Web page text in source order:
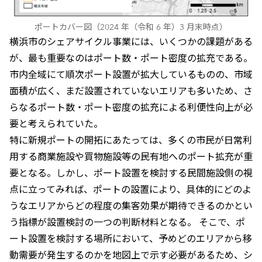
ポートカバー図（2024 年（令和 6 年）3 月末時点）
横浜市のシェアサイクル事業には、いくつかの課題がある
が、最も重要なのはポート数・ポート密度の拡充である。
市内全域にて順次ポート設置が拡大しているものの、市域
面積が広く、まだ設置されていないエリアも多いため、さ
らなるポート数・ポート密度の拡充による利便性向上が必
要と考えられていた。
特に新規ポートの開拓にあたっては、多くの市民が日常利
用する商業施設や買物施設等の民有地へのポート拡充が重
要となる。しかし、ポート設置を検討する民間施設側の視
点に立ってみれば、ポートの設置により、具体的にどのよ
うなエリアからどの程度の集客効果が期待できるのかとい
う指標が設置検討の一つの判断材料となる。 そこで、ポ
ート設置を検討する場所において、予めどのエリアから移
動需要が発生するのかを地図上で示す必要があるため、シ